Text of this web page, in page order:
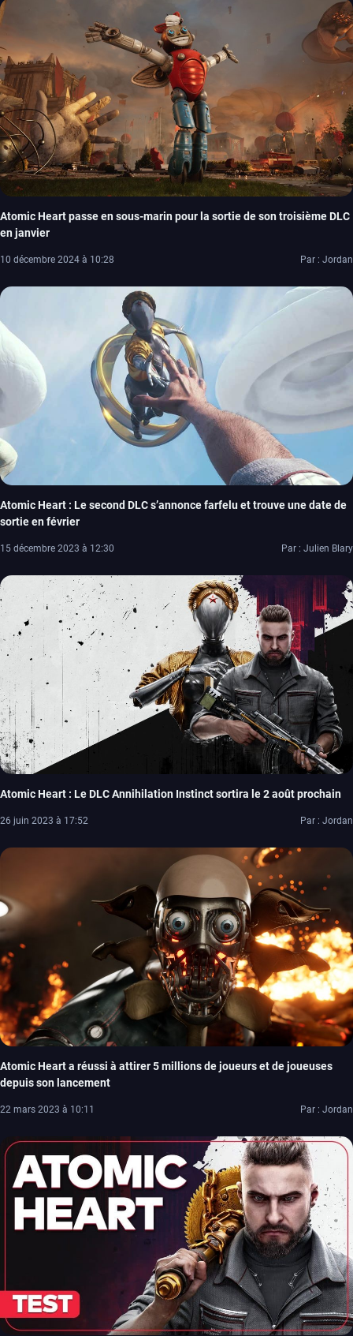
Atomic Heart passe en sous-marin pour la sortie de son troisième DLC
en janvier
10 décembre 2024 à 10:28 Par : Jordan
Atomic Heart : Le second DLC s’annonce farfelu et trouve une date de
sortie en février
15 décembre 2023 à 12:30 Par : Julien Blary
Atomic Heart : Le DLC Annihilation Instinct sortira le 2 août prochain
26 juin 2023 à 17:52 Par : Jordan
Atomic Heart a réussi à attirer 5 millions de joueurs et de joueuses
depuis son lancement
22 mars 2023 à 10:11 Par : Jordan